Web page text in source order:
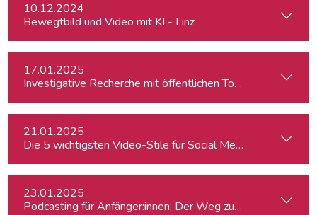
10.12.2024
Bewegtbild und Video mit KI - Linz
17.01.2025
Investigative Recherche mit öffentlichen Tools – von
21.01.2025
Die 5 wichtigsten Video-Stile für Social Media
23.01.2025
Podcasting für Anfänger:innen: Der Weg zum eigenen